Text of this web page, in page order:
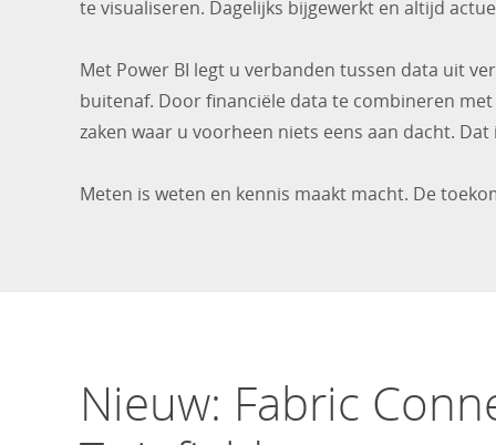
te visualiseren. Dagelijks bijgewerkt en altijd
Met Power BI legt u verbanden tussen data uit
buitenaf. Door financiële data te combineren
zaken waar u voorheen niets eens aan dacht. Dat
Meten is weten en kennis maakt macht. De
Nieuw: Fabric